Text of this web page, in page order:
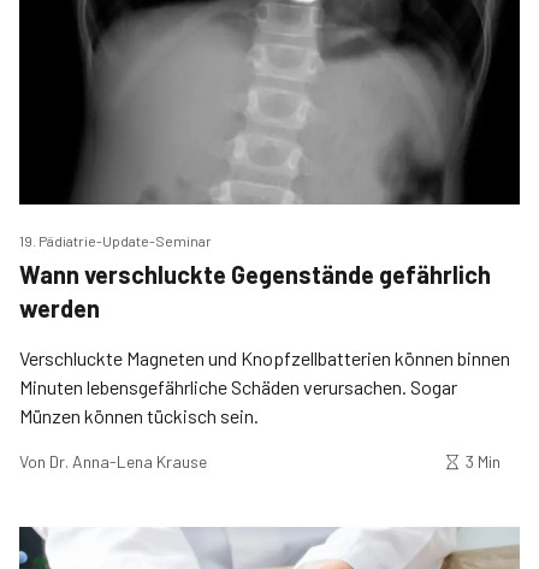
19. Pädiatrie-Update-Seminar
Wann verschluckte Gegenstände gefährlich
werden
Verschluckte Magneten und Knopfzellbatterien können binnen
Minuten lebensgefährliche Schäden verursachen. Sogar
Münzen können tückisch sein.
Von Dr. Anna-Lena Krause 3 Min